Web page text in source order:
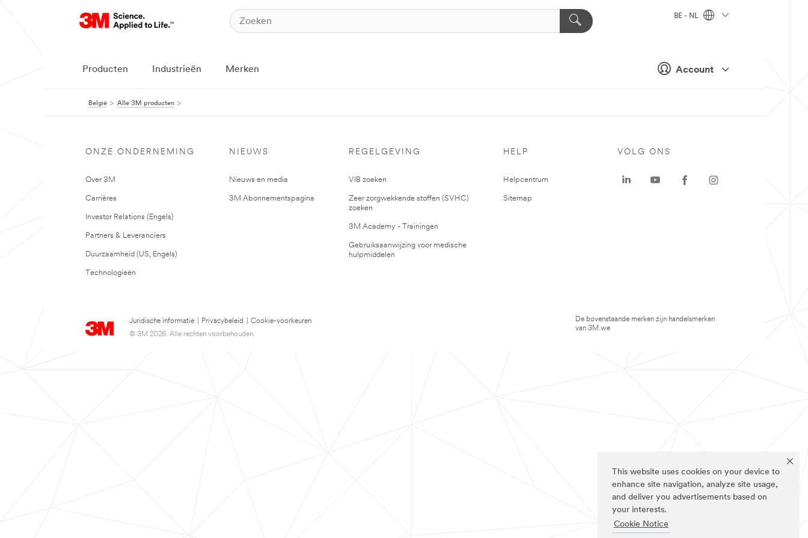
This website uses cookies on your device to
enhance site navigation, analyze site usage,
and deliver you advertisements based on
your interests.
Cookie Notice
Account
BE - NL
Producten Industrieën Merken
België Alle 3M producten
ONZE ONDERNEMING
Over 3M
Carrières
Investor Relations (Engels)
Partners & Leveranciers
Duurzaamheid (US, Engels)
Technologieën
NIEUWS
Nieuws en media
3M Abonnementspagina
REGELGEVING
VIB zoeken
Zeer zorgwekkende stoffen (SVHC)
zoeken
3M Academy - Trainingen
Gebruiksaanwijzing voor medische
hulpmiddelen
HELP
Helpcentrum
Sitemap
Juridische informatie Privacybeleid
Cookie-voorkeuren
© 3M 2026. Alle rechten voorbehouden.
VOLG ONS
De bovenstaande merken zijn handelsmerken
van 3M.we